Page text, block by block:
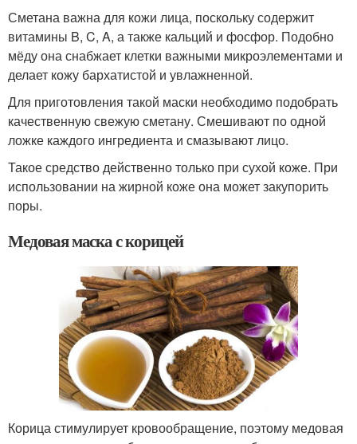
Сметана важна для кожи лица, поскольку содержит
витамины B, C, A, а также кальций и фосфор. Подобно
мёду она снабжает клетки важными микроэлементами и
делает кожу бархатистой и увлажненной.
Для приготовления такой маски необходимо подобрать
качественную свежую сметану. Смешивают по одной
ложке каждого ингредиента и смазывают лицо.
Такое средство действенно только при сухой коже. При
использовании на жирной коже она может закупорить
поры.
Медовая маска с корицей
Корица стимулирует кровообращение, поэтому медовая